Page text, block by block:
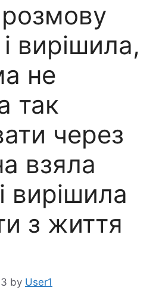
вирішила,
не
так
через
взяла
вирішила
з життя
by User1